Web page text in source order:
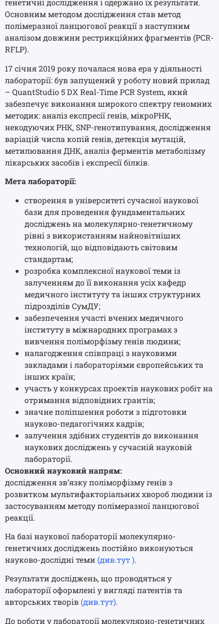
генетичні дослідження і одержано їх результати.
Основним методом дослідження став метод
полімеразної ланцюгової реакції з наступним
аналізом довжини рестрикційних фрагментів (PCR-
RFLP).
17 січня 2019 року почалася нова ера у діяльності
лабораторії: був запущений у роботу новий прилад
– QuantStudio 5 DX Real-Time PCR System, який
забезпечує виконання широкого спектру геномних
методик: аналіз експресії генів, мікроРНК,
некодуючих РНК, SNP-генотипування, дослідження
варіацій числа копій генів, детекція мутацій,
метилювання ДНК, аналіз ферментів метаболізму
лікарських засобів і експресії білків.
Мета лабораторії:
створення в університеті сучасної наукової
бази для проведення фундаментальних
досліджень на молекулярно-генетичному
рівні з використанням найновітніших
технологій, що відповідають світовим
стандартам;
розробка комплексної наукової теми із
залученням до її виконання усіх кафедр
медичного інституту та інших структурних
підрозділів СумДУ;
забезпечення участі вчених медичного
інституту в міжнародних програмах з
вивчення поліморфізму генів людини;
налагодження співпраці з науковими
закладами і лабораторіями європейських та
інших країн;
участь у конкурсах проектів наукових робіт на
отримання відповідних грантів;
значне поліпшення роботи з підготовки
науково-педагогічних кадрів;
залучення здібних студентів до виконання
наукових досліджень у сучасній науковій
лабораторії.
Основний науковий напрям:
дослідження зв’язку поліморфізму генів з
розвитком мультифакторіальних хвороб людини із
застосуванням методу полімеразної ланцюгової
реакції.
На базі наукової лабораторії молекулярно-
генетичних досліджень постійно виконуються
науково-дослідні теми (див.тут ).
Результати досліджень, що проводяться у
лабораторії оформлені у вигляді патентів та
авторських творів (див.тут).
До роботи у лабораторії молекулярно-генетичних